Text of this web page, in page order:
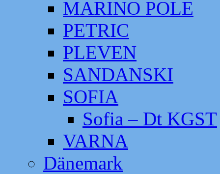
MARINO POLE
PETRIC
PLEVEN
SANDANSKI
SOFIA
Sofia – Dt KGST
VARNA
Dänemark